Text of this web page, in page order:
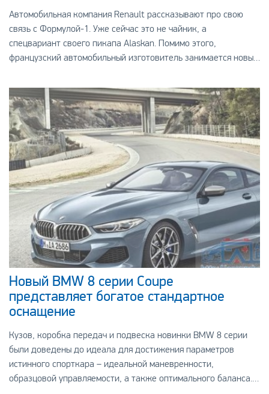
Автомобильная компания Renault рассказывают про свою
связь с Формулой-1. Уже сейчас это не чайник, а
спецвариант своего пикапа Alaskan. Помимо этого,
французский автомобильный изготовитель занимается новым
Новый BMW 8 серии Coupe
представляет богатое стандартное
оснащение
Кузов, коробка передач и подвеска новинки BMW 8 серии
были доведены до идеала для достижения параметров
истинного спорткара – идеальной маневренности,
образцовой управляемости, а также оптимального баланса.